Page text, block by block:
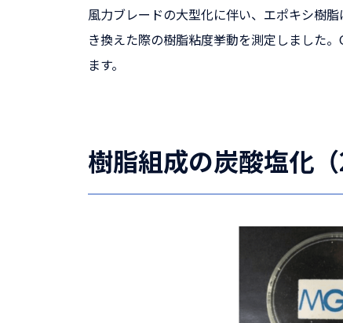
風力ブレードの大型化に伴い、エポキシ樹
き換えた際の樹脂粘度挙動を測定しました
ます。
樹脂組成の炭酸塩化